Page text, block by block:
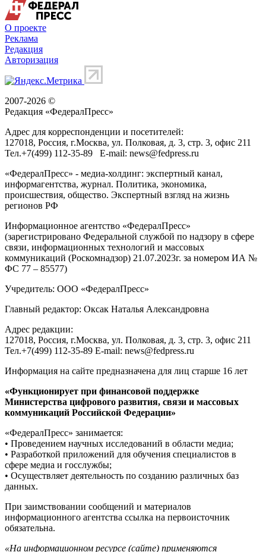
О проекте
Реклама
Редакция
Авторизация
2007-2026 ©
Редакция «ФедералПресс»
Адрес для корреспонденции и посетителей:
127018, Россия, г.Москва, ул. Полковая, д. 3, стр. 3, офис 211
Тел.+7(499) 112-35-89 E-mail: news@fedpress.ru
«ФедералПресс» - медиа-холдинг: экспертный канал,
информагентства, журнал. Политика, экономика,
происшествия, общество. Экспертный взгляд на жизнь
регионов РФ
Информационное агентство «ФедералПресс»
(зарегистрировано Федеральной службой по надзору в сфере
связи, информационных технологий и массовых
коммуникаций (Роскомнадзор) 21.07.2023г. за номером ИА №
ФС 77 – 85577)
Учредитель: ООО «ФедералПресс»
Главный редактор: Оксак Наталья Александровна
Адрес редакции:
127018, Россия, г.Москва, ул. Полковая, д. 3, стр. 3, офис 211
Тел.+7(499) 112-35-89 E-mail: news@fedpress.ru
Информация на сайте предназначена для лиц старше 16 лет
«Функционирует при финансовой поддержке
Министерства цифрового развития, связи и массовых
коммуникаций Российской Федерации»
«ФедералПресс» занимается:
• Проведением научных исследований в области медиа;
• Разработкой приложений для обучения специалистов в
сфере медиа и госслужбы;
• Осуществляет деятельность по созданию различных баз
данных.
При заимствовании сообщений и материалов
информационного агентства ссылка на первоисточник
обязательна.
«На информационном ресурсе (сайте) применяются